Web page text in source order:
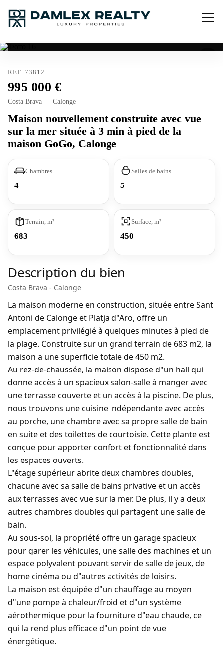
REF. 73812
995 000
Costa Brava — Calonge
Maison nouvellement construite avec vue
sur la mer située à 3 min à pied de la
maison GoGo, Calonge
Chambres
4
Salles de bains
5
Terrain, m²
683
Surface, m²
450
Description du bien
Costa Brava - Calonge
La maison moderne en construction, située entre Sant
Antoni de Calonge et Platja d"Aro, offre un
emplacement privilégié à quelques minutes à pied de
la plage. Construite sur un grand terrain de 683 m2, la
maison a une superficie totale de 450 m2.
Au rez-de-chaussée, la maison dispose d"un hall qui
donne accès à un spacieux salon-salle à manger avec
une terrasse couverte et un accès à la piscine. De plus,
nous trouvons une cuisine indépendante avec accès
au porche, une chambre avec sa propre salle de bain
en suite et des toilettes de courtoisie. Cette plante est
conçue pour apporter confort et fonctionnalité dans
les espaces ouverts.
L"étage supérieur abrite deux chambres doubles,
chacune avec sa salle de bains privative et un accès
aux terrasses avec vue sur la mer. De plus, il y a deux
autres chambres doubles qui partagent une salle de
bain.
Au sous-sol, la propriété offre un garage spacieux
pour garer les véhicules, une salle des machines et un
espace polyvalent pouvant servir de salle de jeux, de
home cinéma ou d"autres activités de loisirs.
La maison est équipée d"un chauffage au moyen
d"une pompe à chaleur/froid et d"un système
aérothermique pour la fourniture d"eau chaude, ce
qui la rend plus efficace d"un point de vue
énergétique.